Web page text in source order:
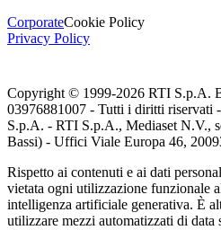
CorporateCookie Policy
Privacy Policy
Copyright © 1999-2026 RTI S.p.A.
03976881007 - Tutti i diritti riservati
S.p.A. - RTI S.p.A., Mediaset N.V.,
Bassi) - Uffici Viale Europa 46,
Rispetto ai contenuti e ai dati
vietata ogni utilizzazione funzionale
intelligenza artificiale generativa. È
utilizzare mezzi automatizzati di data